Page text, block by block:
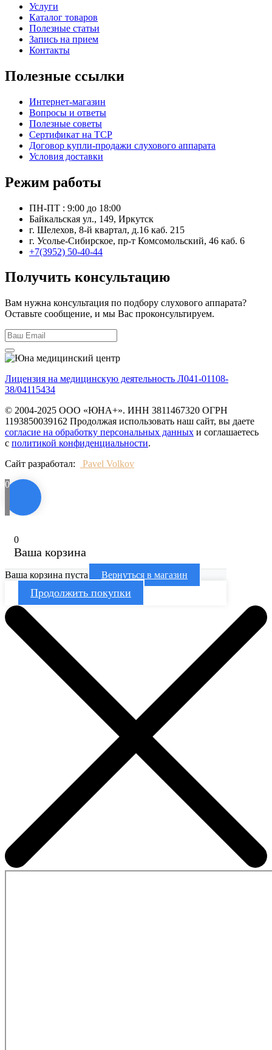
Услуги
Каталог товаров
Полезные статьи
Запись на прием
Контакты
Полезные ссылки
Интернет-магазин
Вопросы и ответы
Полезные советы
Сертификат на ТСР
Договор купли-продажи слухового аппарата
Условия доставки
Режим работы
ПН-ПТ : 9:00 до 18:00
Байкальская ул., 149, Иркутск
г. Шелехов, 8-й квартал, д.16 каб. 215
г. Усолье-Сибирское, пр-т Комсомольский, 46 каб. 6
+7(3952) 50-40-44
Получить консультацию
Вам нужна консультация по подбору слухового аппарата?
Оставьте сообщение, и мы Вас проконсультируем.
Лицензия на медицинскую деятельность Л041-01108-
38/04115434
© 2004-2025 ООО «ЮНА+». ИНН 3811467320 ОГРН
1193850039162 Продолжая использовать наш сайт, вы даете
согласие на обработку персональных данных и соглашаетесь
с политикой конфиденциальности.
Сайт разработал:
Pavel Volkov
0
0
Ваша корзина
Ваша корзина пуста Вернуться в магазин
Продолжить покупки